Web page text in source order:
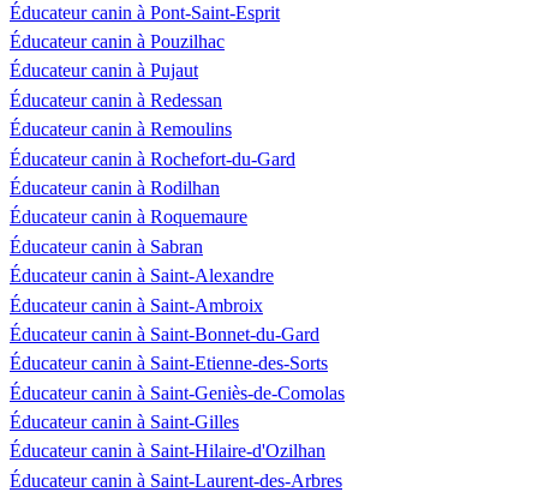
Éducateur canin à Pont-Saint-Esprit
Éducateur canin à Pouzilhac
Éducateur canin à Pujaut
Éducateur canin à Redessan
Éducateur canin à Remoulins
Éducateur canin à Rochefort-du-Gard
Éducateur canin à Rodilhan
Éducateur canin à Roquemaure
Éducateur canin à Sabran
Éducateur canin à Saint-Alexandre
Éducateur canin à Saint-Ambroix
Éducateur canin à Saint-Bonnet-du-Gard
Éducateur canin à Saint-Etienne-des-Sorts
Éducateur canin à Saint-Geniès-de-Comolas
Éducateur canin à Saint-Gilles
Éducateur canin à Saint-Hilaire-d'Ozilhan
Éducateur canin à Saint-Laurent-des-Arbres